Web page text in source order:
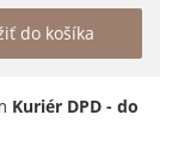
do košíka
Kuriér DPD - do